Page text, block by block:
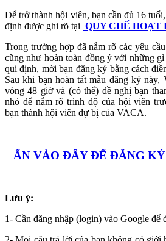
Để trở thành hội viên, bạn cần đủ 16
định được ghi rõ tại QUY CHẾ HOẠT
Trong trường hợp đã nắm rõ các yêu
cũng như hoàn toàn đồng ý với những
qui định, mời bạn đăng ký bằng cách
Sau khi bạn hoàn tất mẫu đăng ký
vòng 48 giờ và (có thể) đề nghị bạn
nhỏ để nắm rõ trình độ của hội viên
bạn thành hội viên dự bị của VACA.
ẤN VÀO ĐÂY ĐỂ ĐĂNG
Lưu ý:
1- Cần đăng nhập (login) vào Google để